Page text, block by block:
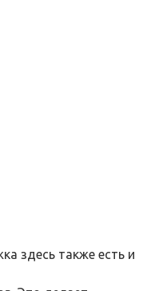
здесь также есть и